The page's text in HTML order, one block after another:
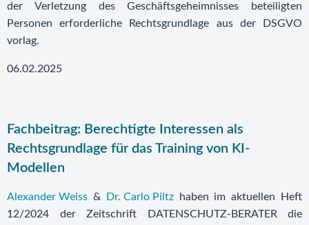
der Verletzung des Geschäftsgeheimnisses beteiligten
Personen erforderliche Rechtsgrundlage aus der DSGVO
vorlag.
06.02.2025
Fachbeitrag: Berechtigte Interessen als
Rechtsgrundlage für das Training von KI-
Modellen
Alexander Weiss & Dr. Carlo Piltzhaben im aktuellen Heft
12/2024 der Zeitschrift DATENSCHUTZ-BERATER die